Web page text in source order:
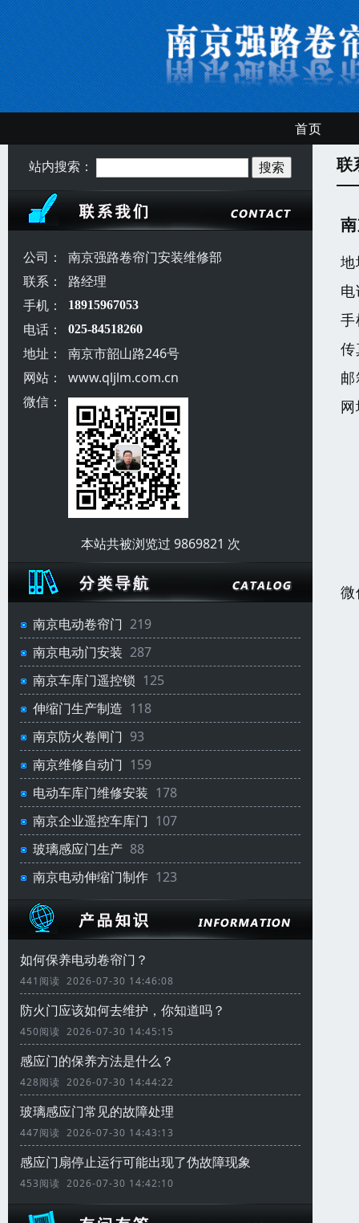
首页
站内搜索：
公司：
南京强路卷帘门安装维修部
联系：
路经理
手机：
18915967053
电话： 025-84518260
地址：
南京市韶山路246号
网站：
www.qljlm.com.cn
微信：
本站共被浏览过 9869821 次
南京电动卷帘门 219
南京电动门安装 287
南京车库门遥控锁 125
伸缩门生产制造 118
南京防火卷闸门 93
南京维修自动门 159
电动车库门维修安装 178
南京企业遥控车库门 107
玻璃感应门生产 88
南京电动伸缩门制作 123
如何保养电动卷帘门？
441阅读 2026-07-30 14:46:08
防火门应该如何去维护，你知道吗？
450阅读 2026-07-30 14:45:15
感应门的保养方法是什么？
428阅读 2026-07-30 14:44:22
玻璃感应门常见的故障处理
447阅读 2026-07-30 14:43:13
感应门扇停止运行可能出现了伪故障现象
453阅读 2026-07-30 14:42:10
联